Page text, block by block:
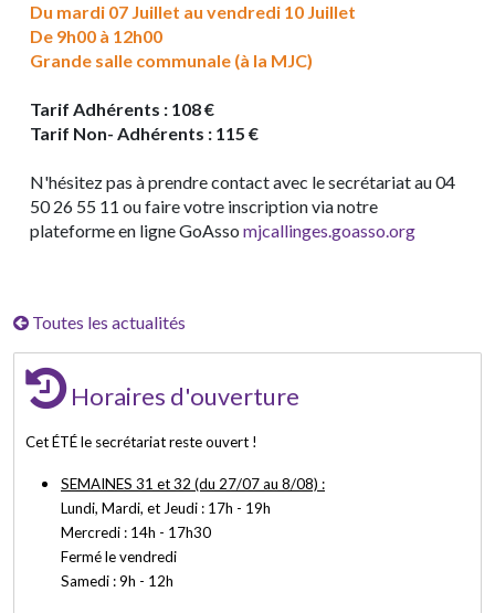
Du mardi 07 Juillet au vendredi 10 Juillet
De 9h00 à 12h00
Grande salle communale (à la MJC)
Tarif Adhérents : 108 €
Tarif Non- Adhérents : 115 €
N'hésitez pas à prendre contact avec le secrétariat au 04
50 26 55 11 ou faire votre inscription via notre
plateforme en ligne GoAsso mjcallinges.goasso.org
Toutes les actualités
Horaires d'ouverture
Cet ÉTÉ le secrétariat reste ouvert !
SEMAINES 31 et 32 (du 27/07 au 8/08) :
Lundi, Mardi, et Jeudi : 17h - 19h
Mercredi : 14h - 17h30
Fermé le vendredi
Samedi : 9h - 12h